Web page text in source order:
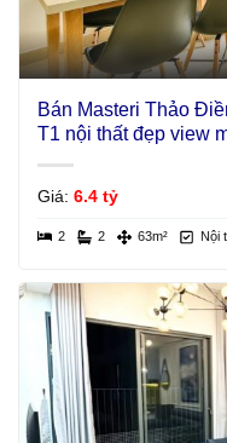
Bán Masteri Thảo
T1 nội thất đẹp view
Giá: 6.4 tỷ
2 2 63m² Nội